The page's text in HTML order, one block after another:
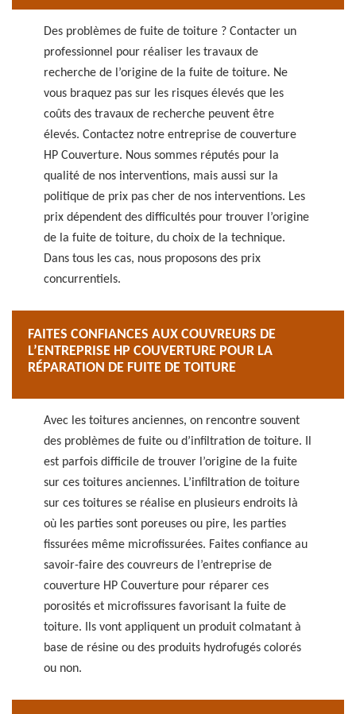
Des problèmes de fuite de toiture ? Contacter un
professionnel pour réaliser les travaux de
recherche de l’origine de la fuite de toiture. Ne
vous braquez pas sur les risques élevés que les
coûts des travaux de recherche peuvent être
élevés. Contactez notre entreprise de couverture
HP Couverture. Nous sommes réputés pour la
qualité de nos interventions, mais aussi sur la
politique de prix pas cher de nos interventions. Les
prix dépendent des difficultés pour trouver l’origine
de la fuite de toiture, du choix de la technique.
Dans tous les cas, nous proposons des prix
concurrentiels.
FAITES CONFIANCES AUX COUVREURS DE
L’ENTREPRISE HP COUVERTURE POUR LA
RÉPARATION DE FUITE DE TOITURE
Avec les toitures anciennes, on rencontre souvent
des problèmes de fuite ou d’infiltration de toiture. Il
est parfois difficile de trouver l’origine de la fuite
sur ces toitures anciennes. L’infiltration de toiture
sur ces toitures se réalise en plusieurs endroits là
où les parties sont poreuses ou pire, les parties
fissurées même microfissurées. Faites confiance au
savoir-faire des couvreurs de l’entreprise de
couverture HP Couverture pour réparer ces
porosités et microfissures favorisant la fuite de
toiture. Ils vont appliquent un produit colmatant à
base de résine ou des produits hydrofugés colorés
ou non.